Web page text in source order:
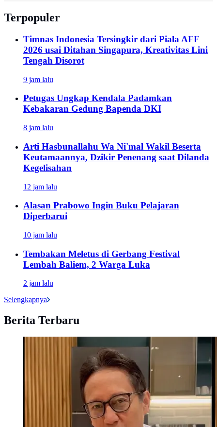
Terpopuler
Timnas Indonesia Tersingkir dari Piala AFF
2026 usai Ditahan Singapura, Kreativitas Lini
Tengah Disorot
9 jam lalu
Petugas Ungkap Kendala Padamkan
Kebakaran Gedung Bapenda DKI
8 jam lalu
Arti Hasbunallahu Wa Ni'mal Wakil Beserta
Keutamaannya, Dzikir Penenang saat Dilanda
Kegelisahan
12 jam lalu
Alasan Prabowo Ingin Buku Pelajaran
Diperbarui
10 jam lalu
Tembakan Meletus di Gerbang Festival
Lembah Baliem, 2 Warga Luka
2 jam lalu
Selengkapnya
Berita Terbaru